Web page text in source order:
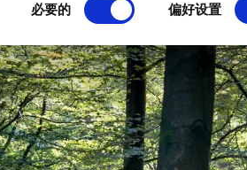
意
择
必要的 偏好设置